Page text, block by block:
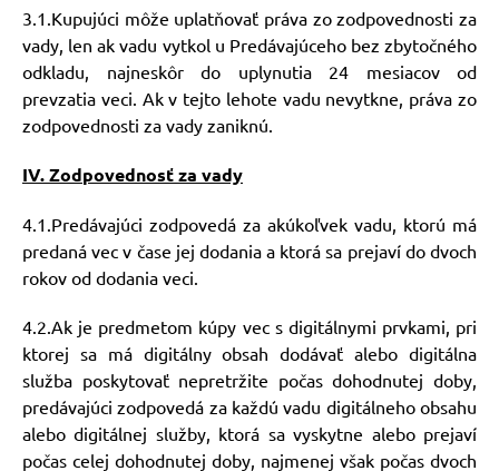
3.1.Kupujúci môže uplatňovať práva zo zodpovednosti za
vady, len ak vadu vytkol u Predávajúceho bez zbytočného
odkladu,
najneskôr do uplynutia 24 mesiacov
od
prevzatia veci. Ak v tejto lehote vadu nevytkne, práva zo
zodpovednosti za vady zaniknú.
IV. Zodpovednosť za vady
4.1.Predávajúci zodpovedá za akúkoľvek vadu, ktorú má
predaná vec v čase jej dodania a ktorá sa prejaví do dvoch
rokov od dodania veci.
4.2.Ak je predmetom kúpy vec s digitálnymi prvkami, pri
ktorej sa má digitálny obsah dodávať alebo digitálna
služba poskytovať nepretržite počas dohodnutej doby,
predávajúci zodpovedá za každú vadu digitálneho obsahu
alebo digitálnej služby, ktorá sa vyskytne alebo prejaví
počas celej dohodnutej doby, najmenej však počas dvoch